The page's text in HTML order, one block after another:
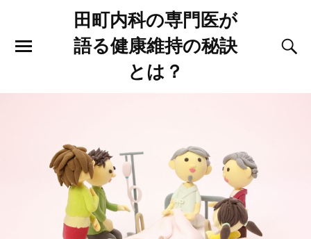
田町内科の専門医が
語る健康維持の秘訣
とは？